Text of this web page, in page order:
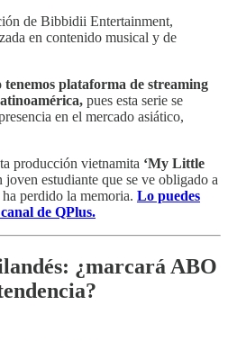
de Bibbidii Entertainment,
en contenido musical y de
tenemos plataforma de streaming
pues esta serie se
en el mercado asiático,
producción vietnamita ‘My Little
joven estudiante que se ve obligado a
perdido la memoria. Lo puedes
de QPlus.
¿marcará ABO